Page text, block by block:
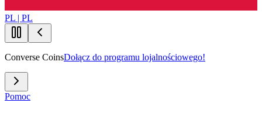
PL | PL
Converse CoinsDołącz do programu lojalnościowego!
Pomoc